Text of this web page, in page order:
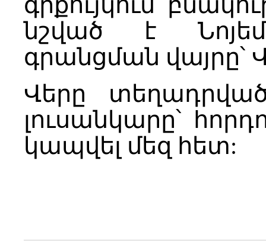
նշված է
գրանցման վայրը՝
Վերը
լուսանկարը՝
կապվել մեզ հետ: